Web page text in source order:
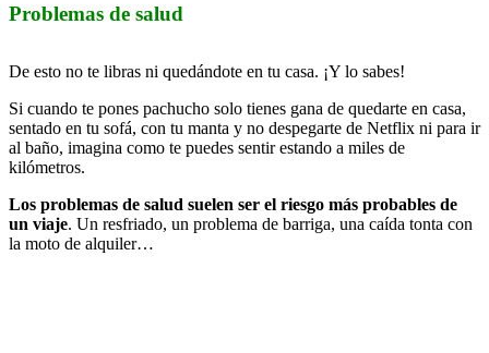
Problemas de salud
De esto no te libras ni quedándote en tu casa. ¡Y lo sabes!
Si cuando te pones pachucho solo tienes gana de quedarte en casa,
sentado en tu sofá, con tu manta y no despegarte de Netflix ni para ir
al baño, imagina como te puedes sentir estando a miles de
kilómetros.
Los problemas de salud suelen ser el riesgo más probables de
un viaje. Un resfriado, un problema de barriga, una caída tonta con
la moto de alquiler…